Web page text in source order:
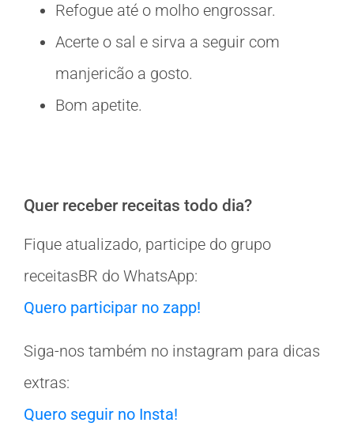
Refogue até o molho engrossar.
Acerte o sal e sirva a seguir com
manjericão a gosto.
Bom apetite.
Quer receber receitas todo dia?
Fique atualizado, participe do grupo
receitasBR do WhatsApp:
Quero participar no zapp!
Siga-nos também no instagram para dicas
extras:
Quero seguir no Insta!